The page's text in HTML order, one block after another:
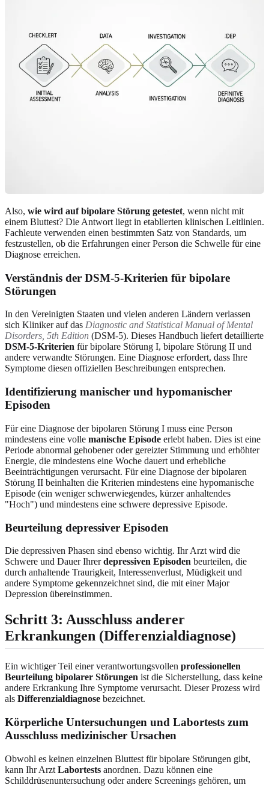
Also, wie wird auf bipolare Störung getestet, wenn nicht mit
einem Bluttest? Die Antwort liegt in etablierten klinischen Leitlinien.
Fachleute verwenden einen bestimmten Satz von Standards, um
festzustellen, ob die Erfahrungen einer Person die Schwelle für eine
Diagnose erreichen.
Verständnis der DSM-5-Kriterien für bipolare
Störungen
In den Vereinigten Staaten und vielen anderen Ländern verlassen
sich Kliniker auf das Diagnostic and Statistical Manual of Mental
Disorders, 5th Edition (DSM-5). Dieses Handbuch liefert detaillierte
DSM-5-Kriterien für bipolare Störung I, bipolare Störung II und
andere verwandte Störungen. Eine Diagnose erfordert, dass Ihre
Symptome diesen offiziellen Beschreibungen entsprechen.
Identifizierung manischer und hypomanischer
Episoden
Für eine Diagnose der bipolaren Störung I muss eine Person
mindestens eine volle manische Episode erlebt haben. Dies ist eine
Periode abnormal gehobener oder gereizter Stimmung und erhöhter
Energie, die mindestens eine Woche dauert und erhebliche
Beeinträchtigungen verursacht. Für eine Diagnose der bipolaren
Störung II beinhalten die Kriterien mindestens eine hypomanische
Episode (ein weniger schwerwiegendes, kürzer anhaltendes
"Hoch") und mindestens eine schwere depressive Episode.
Beurteilung depressiver Episoden
Die depressiven Phasen sind ebenso wichtig. Ihr Arzt wird die
Schwere und Dauer Ihrerdepressiven Episoden beurteilen, die
durch anhaltende Traurigkeit, Interessenverlust, Müdigkeit und
andere Symptome gekennzeichnet sind, die mit einer Major
Depression übereinstimmen.
Schritt 3: Ausschluss anderer
Erkrankungen (Differenzialdiagnose)
Ein wichtiger Teil einer verantwortungsvollen professionellen
Beurteilung bipolarer Störungen ist die Sicherstellung, dass keine
andere Erkrankung Ihre Symptome verursacht. Dieser Prozess wird
als Differenzialdiagnose bezeichnet.
Körperliche Untersuchungen und Labortests zum
Ausschluss medizinischer Ursachen
Obwohl es keinen einzelnen Bluttest für bipolare Störungen gibt,
kann Ihr Arzt Labortests anordnen. Dazu können eine
Schilddrüsenuntersuchung oder andere Screenings gehören, um